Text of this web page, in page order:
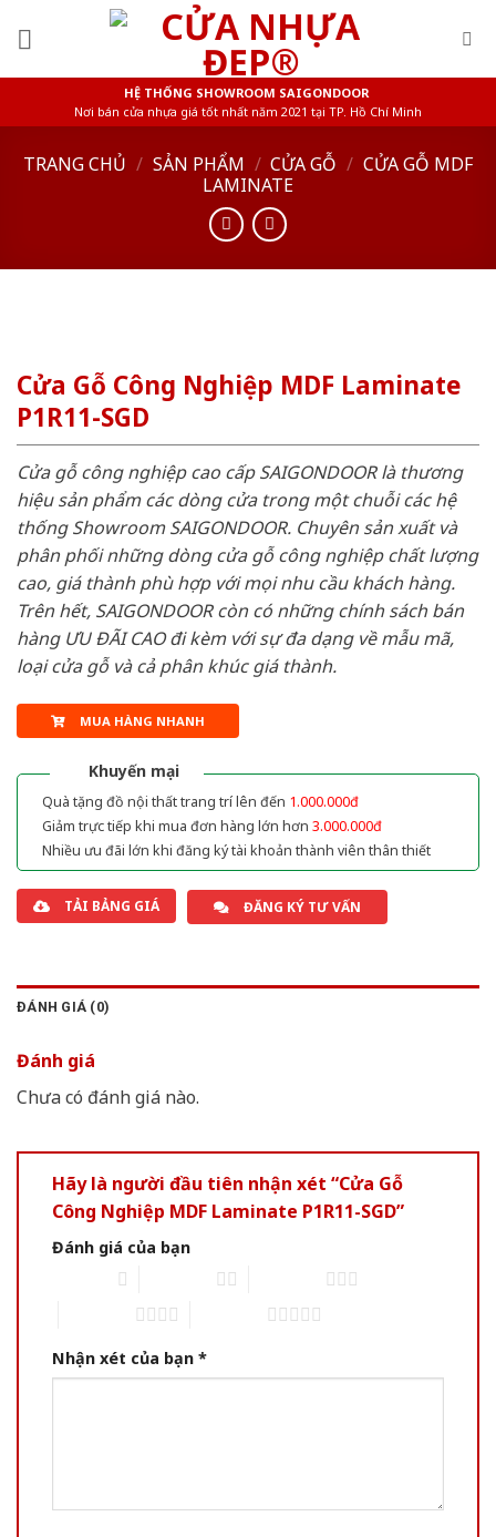
HỆ THỐNG SHOWROOM SAIGONDOOR
Nơi bán cửa nhựa giá tốt nhất năm 2021 tại TP. Hồ Chí Minh
TRANG CHỦ / SẢN PHẨM / CỬA GỖ / CỬA GỖ MDF
LAMINATE
Cửa Gỗ Công Nghiệp MDF Laminate
P1R11-SGD
Cửa gỗ công nghiệp cao cấp SAIGONDOOR là thương
hiệu sản phẩm các dòng cửa trong một chuỗi các hệ
thống Showroom SAIGONDOOR. Chuyên sản xuất và
phân phối những dòng cửa gỗ công nghiệp chất lượng
cao, giá thành phù hợp với mọi nhu cầu khách hàng.
Trên hết, SAIGONDOOR còn có những chính sách bán
hàng ƯU ĐÃI CAO đi kèm với sự đa dạng về mẫu mã,
loại cửa gỗ và cả phân khúc giá thành.
MUA HÀNG NHANH
Khuyến mại
Quà tặng đồ nội thất trang trí lên đến 1.000.000đ
Giảm trực tiếp khi mua đơn hàng lớn hơn 3.000.000đ
Nhiều ưu đãi lớn khi đăng ký tài khoản thành viên thân thiết
TẢI BẢNG GIÁ ĐĂNG KÝ TƯ VẤN
ĐÁNH GIÁ (0)
Đánh giá
Chưa có đánh giá nào.
Hãy là người đầu tiên nhận xét “Cửa Gỗ
Công Nghiệp MDF Laminate P1R11-SGD”
Đánh giá của bạn
Nhận xét của bạn *